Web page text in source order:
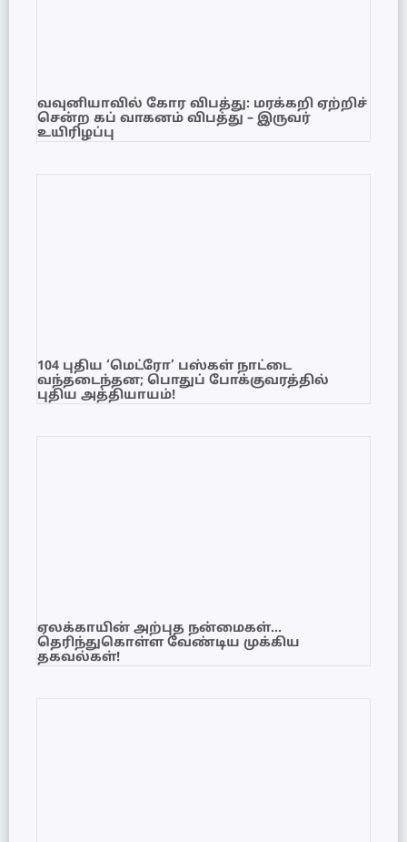
வவுனியாவில் கோர விபத்து: மரக்கறி ஏற்றிச்
சென்ற கப் வாகனம் விபத்து – இருவர்
உயிரிழப்பு
104 புதிய ‘மெட்ரோ’ பஸ்கள் நாட்டை
வந்தடைந்தன; பொதுப் போக்குவரத்தில்
புதிய அத்தியாயம்!
ஏலக்காயின் அற்புத நன்மைகள்…
தெரிந்துகொள்ள வேண்டிய முக்கிய
தகவல்கள்!